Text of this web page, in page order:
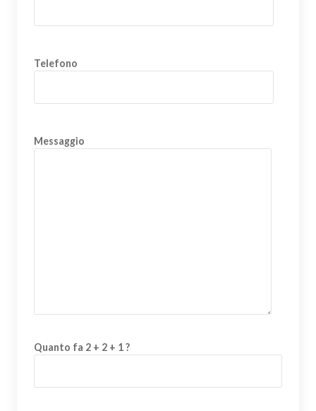
Telefono
Messaggio
Quanto fa 2 + 2 + 1 ?